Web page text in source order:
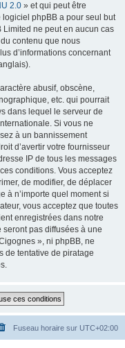
2.0 » et qui peut être
logiciel phpBB a pour seul but
ne peut en aucun cas
contenu que nous
d’informations concernant
abusif, obscène,
etc. qui pourrait
dans lequel le serveur de
Si vous ne
à un bannissement
d’avertir votre fournisseur
IP de tous les messages
conditions. Vous acceptez
de modifier, de déplacer
à n’importe quel moment si
vous acceptez que toutes
enregistrées dans notre
pas diffusées à une
», ni phpBB, ne
de tentative de piratage
Fuseau horaire sur UTC+02:00